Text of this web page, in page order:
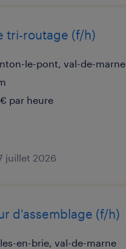
tri-routage (f/h)
le-pont, val-de-marne
par heure
juillet 2026
d'assemblage (f/h)
en-brie, val-de-marne